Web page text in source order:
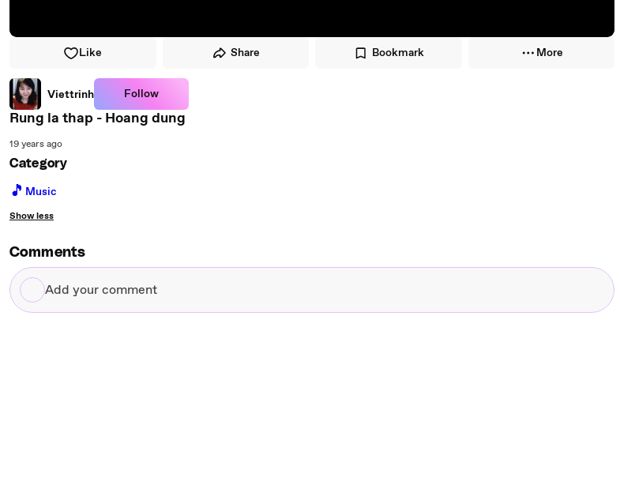
Like Share Bookmark More
Viettrinh Follow
Rung la thap - Hoang dung
19 years ago
Category
🎵 Music
Show less
Comments
Add
your